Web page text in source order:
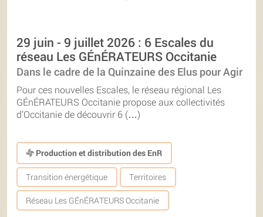
29 juin - 9 juillet 2026 : 6 Escales du
réseau Les GÉnÉRATEURS Occitanie
Dans le cadre de la Quinzaine des Elus pour Agir
Pour ces nouvelles Escales, le réseau régional Les
GÉnÉRATEURS Occitanie propose aux collectivités
d’Occitanie de découvrir 6 (…)
Production et distribution des EnR
Transition énergétique Territoires
Réseau Les GÉnÉRATEURS Occitanie